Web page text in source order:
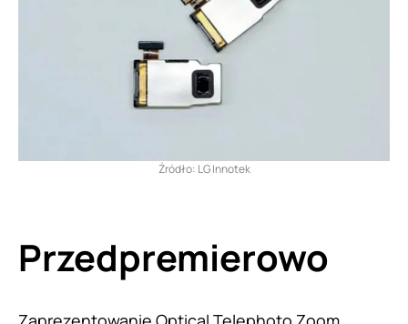
Źródło: LG Innotek
Przedpremierowo